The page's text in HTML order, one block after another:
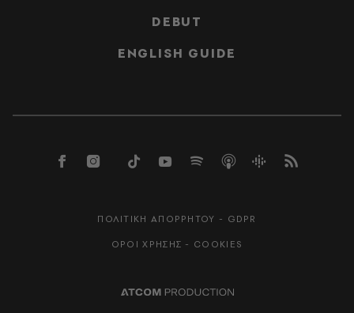
DEBUT
ENGLISH GUIDE
ΠΟΛΙΤΙΚΗ ΑΠΟΡΡΗΤΟΥ - GDPR
ΟΡΟΙ ΧΡΗΣΗΣ - COOKIES